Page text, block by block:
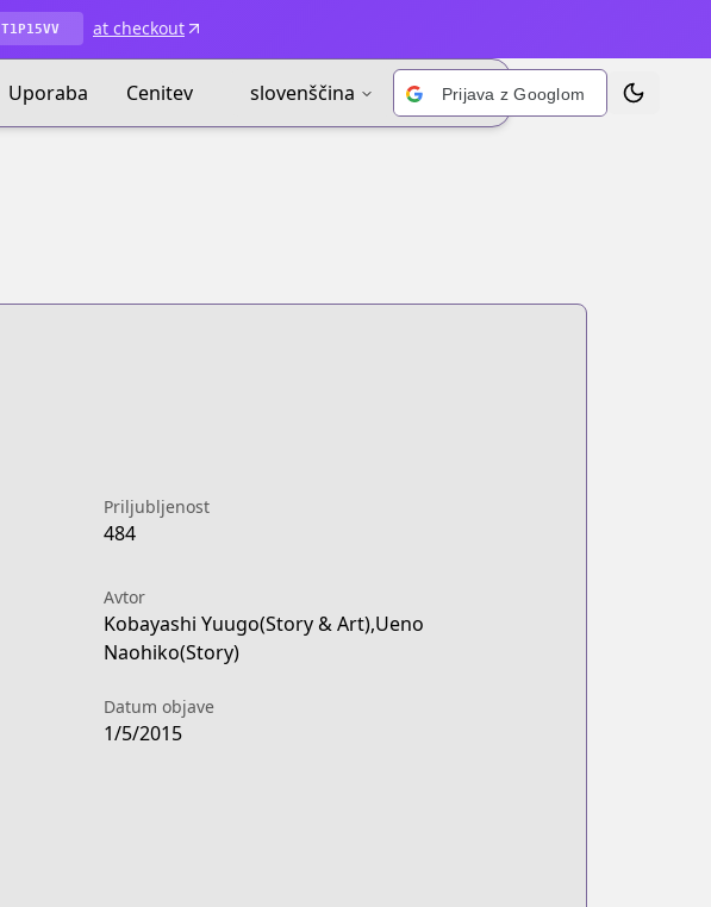
T1P15VV at checkout
Uporaba Cenitev slovenščina Prijava z Googlom Prekliči
Priljubljenost
484
Avtor
Kobayashi Yuugo(Story & Art),Ueno
Naohiko(Story)
Datum objave
1/5/2015